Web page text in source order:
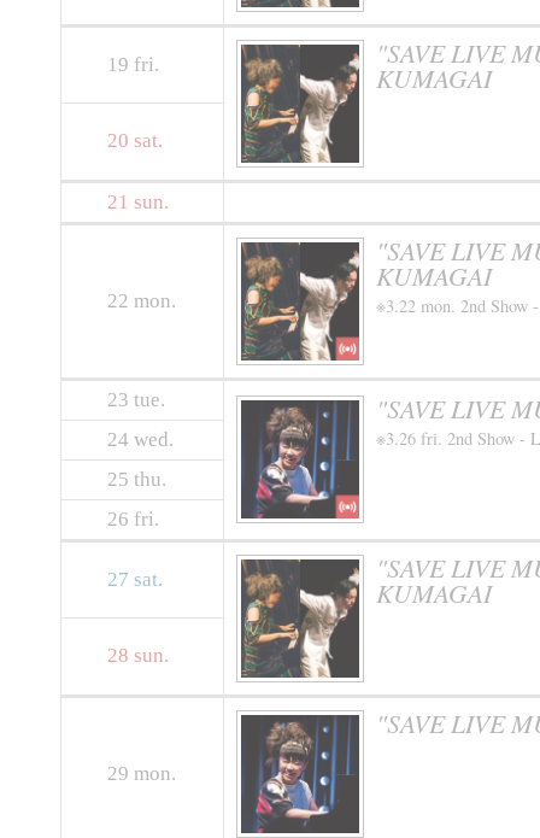
19 fri. "SAVE LIVE
KUMAGAI
20 sat.
21 sun.
22 mon.
"SAVE LIVE
KUMAGAI
※3.22 mon. 2nd Show
23 tue. "SAVE LIVE
※3.26 fri. 2nd Show -
24 wed.
25 thu.
26 fri.
27 sat. "SAVE LIVE
KUMAGAI
28 sun.
29 mon.
"SAVE LIVE